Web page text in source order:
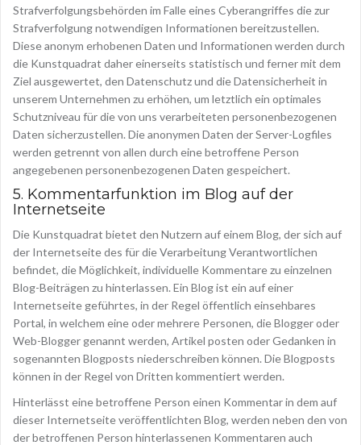
Strafverfolgungsbehörden im Falle eines Cyberangriffes die zur
Strafverfolgung notwendigen Informationen bereitzustellen.
Diese anonym erhobenen Daten und Informationen werden durch
die Kunstquadrat daher einerseits statistisch und ferner mit dem
Ziel ausgewertet, den Datenschutz und die Datensicherheit in
unserem Unternehmen zu erhöhen, um letztlich ein optimales
Schutzniveau für die von uns verarbeiteten personenbezogenen
Daten sicherzustellen. Die anonymen Daten der Server-Logfiles
werden getrennt von allen durch eine betroffene Person
angegebenen personenbezogenen Daten gespeichert.
5. Kommentarfunktion im Blog auf der
Internetseite
Die Kunstquadrat bietet den Nutzern auf einem Blog, der sich auf
der Internetseite des für die Verarbeitung Verantwortlichen
befindet, die Möglichkeit, individuelle Kommentare zu einzelnen
Blog-Beiträgen zu hinterlassen. Ein Blog ist ein auf einer
Internetseite geführtes, in der Regel öffentlich einsehbares
Portal, in welchem eine oder mehrere Personen, die Blogger oder
Web-Blogger genannt werden, Artikel posten oder Gedanken in
sogenannten Blogposts niederschreiben können. Die Blogposts
können in der Regel von Dritten kommentiert werden.
Hinterlässt eine betroffene Person einen Kommentar in dem auf
dieser Internetseite veröffentlichten Blog, werden neben den von
der betroffenen Person hinterlassenen Kommentaren auch